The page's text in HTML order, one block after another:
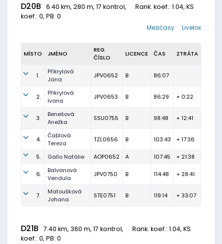
D20B 6.40 km, 280 m, 17 kontrol, Rank. koef.: 1.04, KS
koef.: 0, PB: 0
Livelox
Mezičasy
MÍSTO JMÉNO
REG.
ČÍSLO
LICENCE ČAS ZTRÁTA
1.
Přikrylová
Jana
JPV0652 B 86:07
2.
Přikrylová
Ivana
JPV0653 B 86:29 + 0:22
3.
Benešová
Anežka
SSU0755 B 98:48 + 12:41
4.
Čablová
Tereza
TZL0656 B 103:43 + 17:36
5. Gallo Natálie AOP0652 A 107:45 + 21:38
6.
Balvanová
Vendula
JPV0750 B 114:48 + 28:41
7.
Matoušková
Johana
STE0751 B 119:14 + 33:07
D21B 7.40 km, 360 m, 17 kontrol, Rank. koef.: 1.04, KS
koef.: 0, PB: 0